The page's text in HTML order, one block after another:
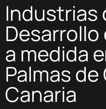
Industrias
a medida
Palmas de
Canaria